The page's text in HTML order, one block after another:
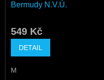
Bermudy N.V.Ú.
549 Kč
DETAIL
M